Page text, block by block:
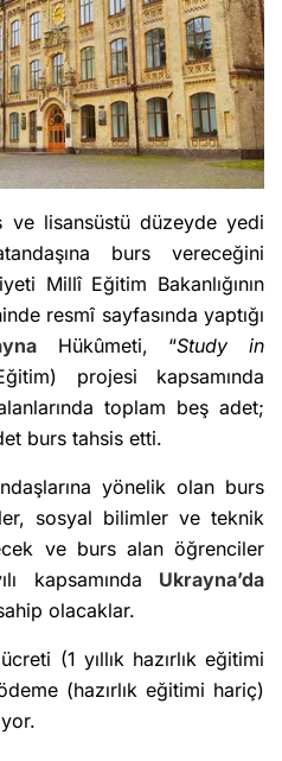
ve lisansüstü düzeyde yedi
burs vereceğini
Millî Eğitim Bakanlığının
resmî sayfasında yaptığı
Hükûmeti, “Study in
projesi kapsamında
toplam beş adet;
burs tahsis etti.
yönelik olan burs
sosyal bilimler ve teknik
ve burs alan öğrenciler
kapsamında Ukrayna’da
olacaklar.
(1 yıllık hazırlık eğitimi
(hazırlık eğitimi hariç)